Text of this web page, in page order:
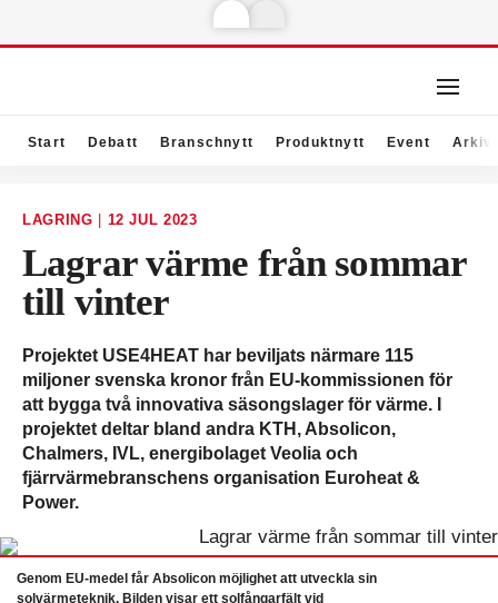
Start Debatt Branschnytt Produktnytt Event Arkiv
LAGRING 12 JUL 2023
Lagrar värme från sommar
till vinter
Projektet USE4HEAT har beviljats närmare 115
miljoner svenska kronor från EU-kommissionen för
att bygga två innovativa säsongslager för värme. I
projektet deltar bland andra KTH, Absolicon,
Chalmers, IVL, energibolaget Veolia och
fjärrvärmebranschens organisation Euroheat &
Power.
Genom EU-medel får Absolicon möjlighet att utveckla sin
solvärmeteknik. Bilden visar ett solfångarfält vid